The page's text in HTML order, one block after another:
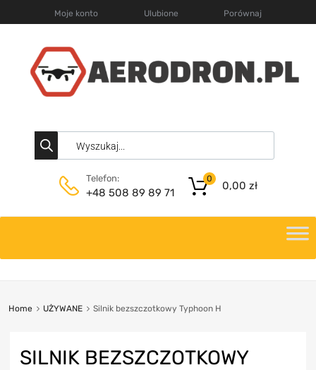
Moje konto Ulubione Porównaj
Telefon:
+48 508 89 89 71
0,00 zł
0
Home UŻYWANE Silnik bezszczotkowy Typhoon H
SILNIK BEZSZCZOTKOWY